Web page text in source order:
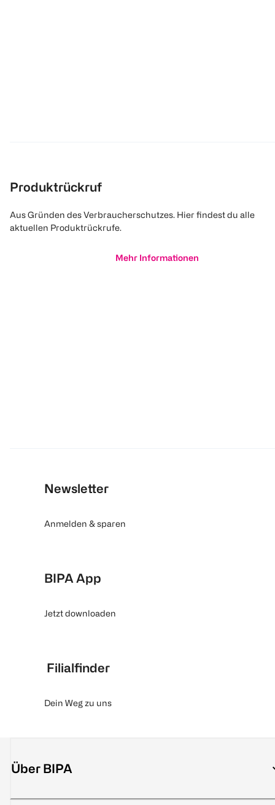
Produktrückruf
Aus Gründen des Verbraucherschutzes. Hier findest du alle
aktuellen Produktrückrufe.
Mehr Informationen
Newsletter
Anmelden & sparen
BIPA App
Jetzt downloaden
Filialfinder
Dein Weg zu uns
Über BIPA